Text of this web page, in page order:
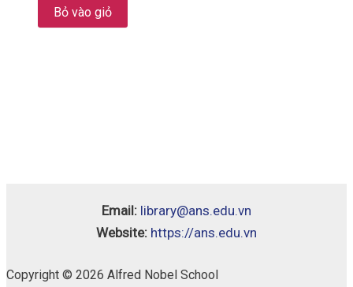
Bỏ vào giỏ
Email: library@ans.edu.vn
Website: https://ans.edu.vn
Copyright © 2026 Alfred Nobel School